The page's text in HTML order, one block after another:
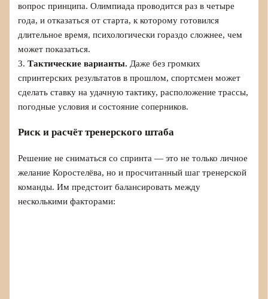
вопрос принципа. Олимпиада проводится раз в четыре
года, и отказаться от старта, к которому готовился
длительное время, психологически гораздо сложнее, чем
может показаться.
3.Тактические варианты. Даже без громких
спринтерских результатов в прошлом, спортсмен может
сделать ставку на удачную тактику, расположение трассы,
погодные условия и состояние соперников.
Риск и расчёт тренерского штаба
Решение не сниматься со спринта — это не только личное
желание Коростелёва, но и просчитанный шаг тренерской
команды. Им предстоит балансировать между
несколькими факторами: